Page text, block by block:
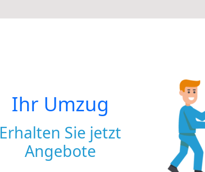
Ihr Umzug
Erhalten Sie jetzt
Angebote